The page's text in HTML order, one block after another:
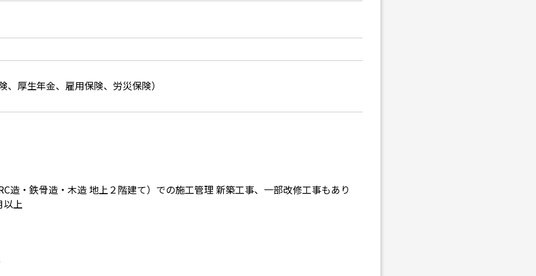
、厚生年金、雇用保険、労災保険）
造・鉄骨造・木造 地上２階建て）での施工管理 新築工事、一部改修工事もあり
以上